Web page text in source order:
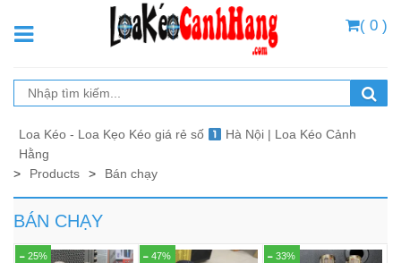
( 0 )
Loa Kéo - Loa Kẹo Kéo giá rẻ số
Hà Nội | Loa Kéo Cảnh
Hằng
>
Products > Bán chạy
BÁN CHẠY
25% 47% 33%